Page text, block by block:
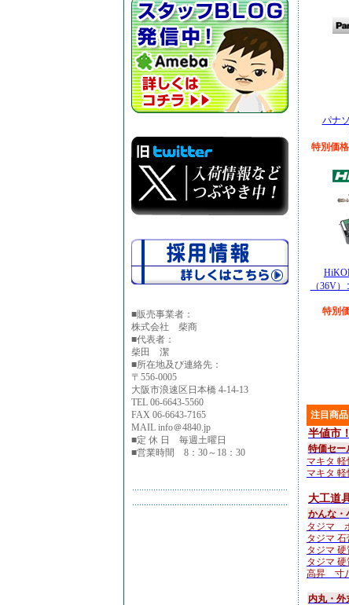
■販売事業者：
株式会社 柴商
■代表者：
柴田 潔
■所在地及び連絡先：
〒556-0005
大阪市浪速区日本橋 4-14-13
TEL 06-6643-5560
FAX 06-6643-7165
MAIL info＠4840.jp
■定 休 日 毎週土曜日
■営業時間 8：30～18：30
パナ
特別価
（36V
特別
注目商
半値市！
特価セー
マキタ 軽
マキタ 軽
大工道
かんな・
タジマ
タジマ
タジマ
タジマ
高昇 寸
内丸・外